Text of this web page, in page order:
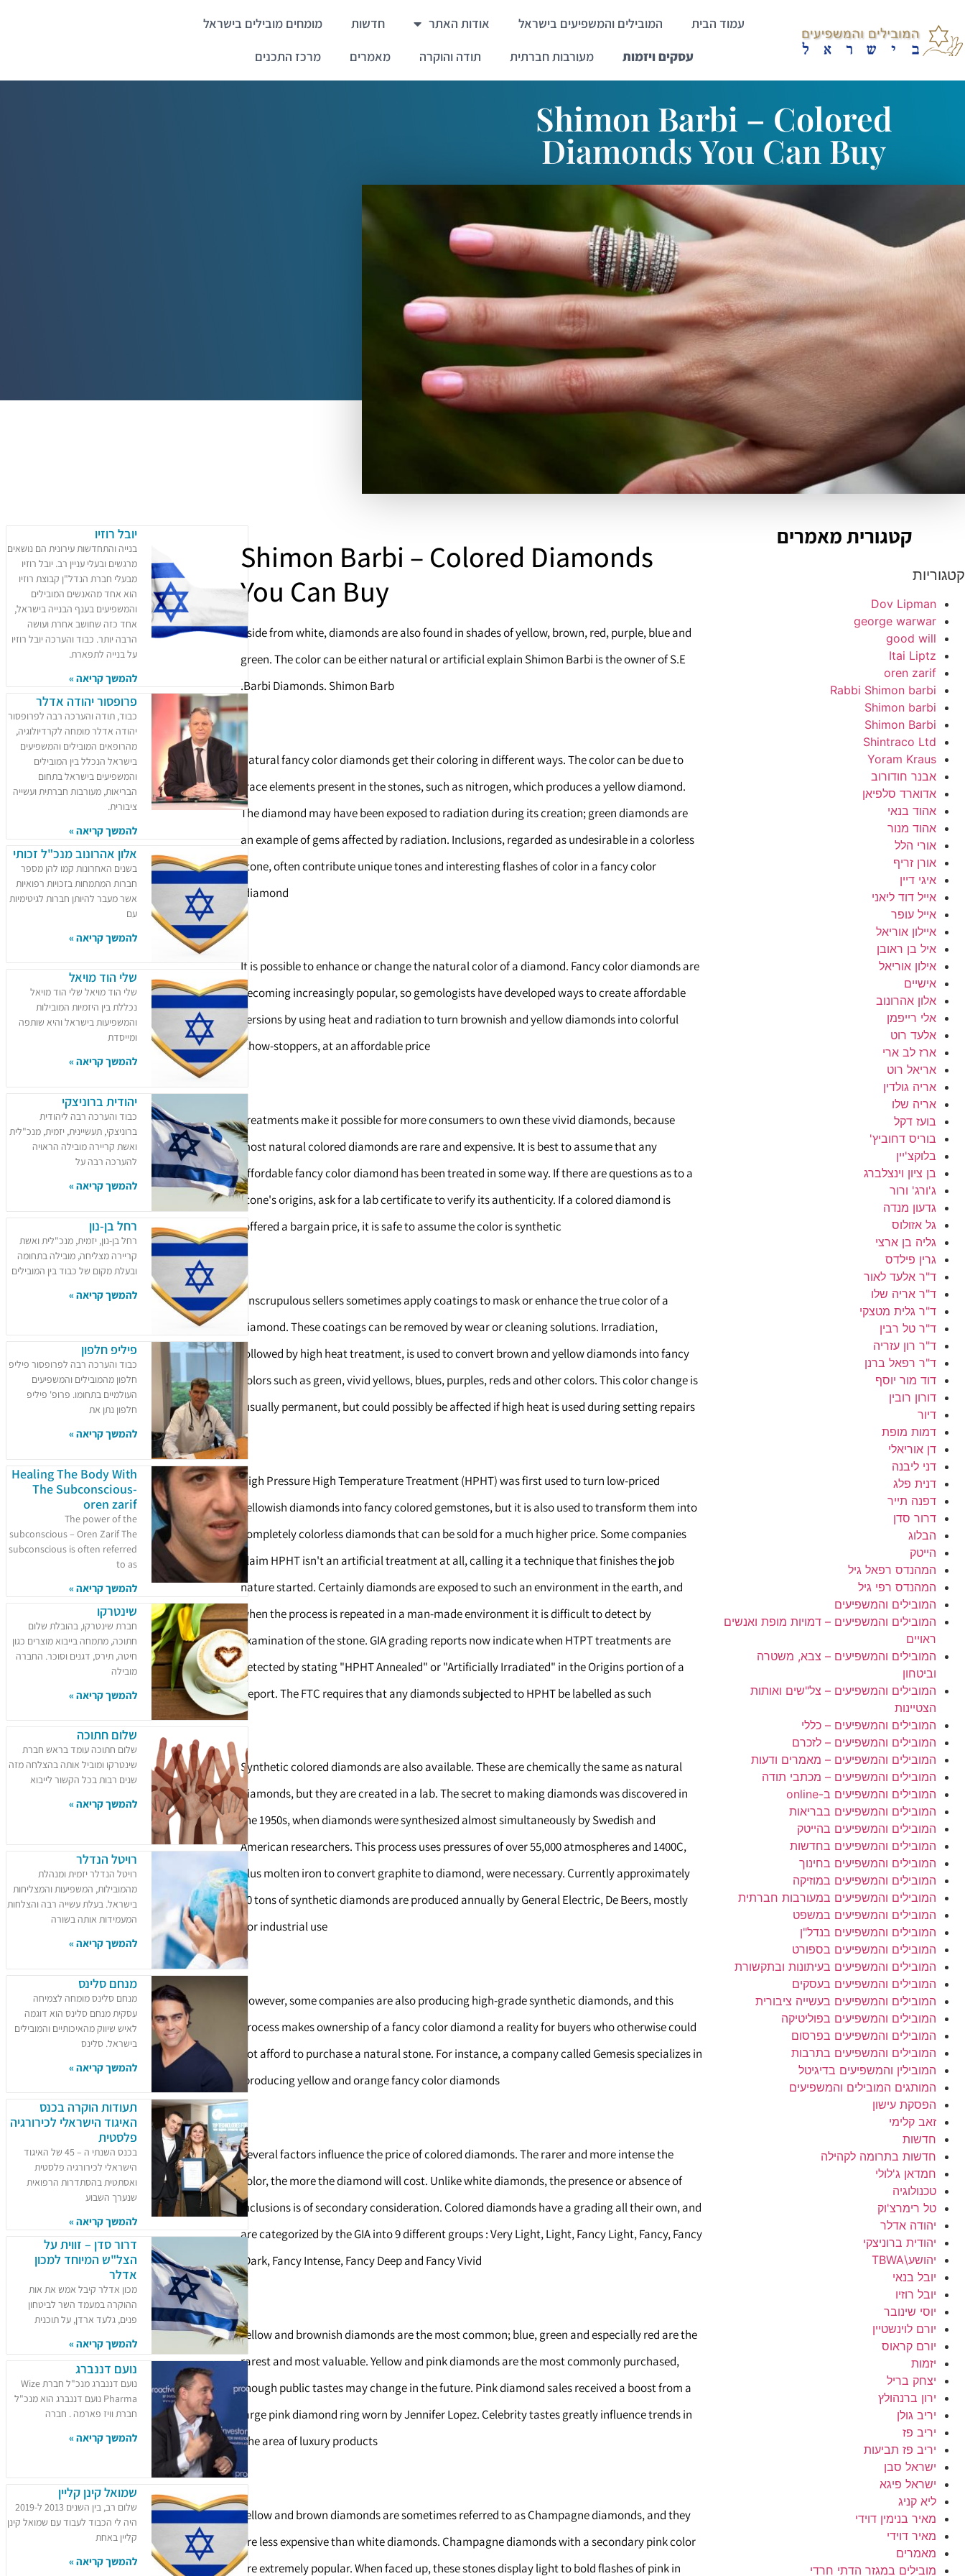
עמוד הבית המובילים והמשפיעים בישראל אודות האתר חדשות
מומחים מובילים בישראל
עסקים ויזמות
מעורבות חברתית תודה והוקרה מאמרים מרכז התכנים
Shimon Barbi – Colored
Diamonds You Can Buy
ראשי>
Shimon Barbi – Colored Diamonds You Can Buy
קטגורית מאמרים
קטגוריות
Dov Lipman
george warwar
good will
Itai Liptz
oren zarif
Rabbi Shimon barbi
Shimon barbi
Shimon Barbi
Shintraco Ltd
Yoram Kraus
אבנר חודורוב
אדוארד סלפיאן
אהוד בנאי
אהוד מנור
אורי הלל
אורן זריף
איגי דיין
אייל דוד ליאני
אייל עופר
איילון אוריאל
איל בן ראובן
אילון אוריאל
אישיים
אלון אהרונוב
אלי רייפמן
אלעד רוט
ארז לב ארי
אריאל רוט
אריה גולדין
אריה שלו
בועז דקל
בוריס דחוביץ'
בלוקצ'יין
בן ציון וינצלברג
ג'ורג' ורור
גדעון מנדה
גל אזולוס
גליה בן ארצי
גרין פילדס
ד"ר אלעד לאור
ד"ר אריה שלו
ד"ר גלית מטצקי
ד"ר טל רבין
ד"ר רון עזריה
ד"ר רפאל ברנן
דוד מור יוסף
דורון רובין
דיור
דמות מופת
דן אוריאלי
דני ליבנה
דנית פלג
דפנה תייר
דרור סדן
הבלוג
הייטק
המהנדס רפאל גיל
המהנדס רפי גיל
המובילים והמשפיעים
המובילים והמשפיעים – דמויות מופת ואנשים
ראויים
המובילים והמשפיעים – צבא, משטרה
וביטחון
המובילים והמשפיעים – צל"שים ואותות
הצטיינות
המובילים והמשפיעים – כללי
המובילים והמשפיעים – לזכרם
המובילים והמשפיעים – מאמרים ודעות
המובילים והמשפיעים – מכתבי תודה
המובילים והמשפיעים ב-online
המובילים והמשפיעים בבריאות
המובילים והמשפיעים בהייטק
המובילים והמשפיעים בחדשות
המובילים והמשפיעים בחינוך
המובילים והמשפיעים במוזיקה
המובילים והמשפיעים במעורבות חברתית
המובילים והמשפיעים במשפט
המובילים והמשפיעים בנדל"ן
המובילים והמשפיעים בספורט
המובילים והמשפיעים בעיתונות ובתקשורת
המובילים והמשפיעים בעסקים
המובילים והמשפיעים בעשייה ציבורית
המובילים והמשפיעים בפוליטיקה
המובילים והמשפיעים בפרסום
המובילים והמשפיעים בתרבות
המובילין והמשפיעים בדיגיטל
המותגים המובילים והמשפיעים
הפסקת עישון
זאב קלימי
חדשות
חדשות בתרומה לקהילה
חמדאן ג'לולי
טכנולוגיה
טל רימרצ'וק
יהודה אדלר
יהודית ברוניצקי
יהושע\TBWA
יובל בנאי
יובל רוזיו
יוסי שינובר
יורם לוינשטיין
יורם קראוס
יזמות
יצחק בריל
ירון ברנהולץ
יריב גולן
יריב פז
יריב פז תביעות
ישראל סבן
ישראל פיגא
ליא קניג
מאיר בנימין דוידי
מאיר דוידי
מאמרים
מובילים במגזר הדתי חרדי
Shimon Barbi – Colored Diamonds
You Can Buy
Aside from white, diamonds are also found in shades of yellow, brown, red, purple, blue and
green. The color can be either natural or artificial explain Shimon Barbi is the owner of S.E
Barbi Diamonds. Shimon Barb.
Natural fancy color diamonds get their coloring in different ways. The color can be due to
trace elements present in the stones, such as nitrogen, which produces a yellow diamond.
The diamond may have been exposed to radiation during its creation; green diamonds are
an example of gems affected by radiation. Inclusions, regarded as undesirable in a colorless
stone, often contribute unique tones and interesting flashes of color in a fancy color
diamond.
It is possible to enhance or change the natural color of a diamond. Fancy color diamonds are
becoming increasingly popular, so gemologists have developed ways to create affordable
versions by using heat and radiation to turn brownish and yellow diamonds into colorful
show-stoppers, at an affordable price.
Treatments make it possible for more consumers to own these vivid diamonds, because
most natural colored diamonds are rare and expensive. It is best to assume that any
affordable fancy color diamond has been treated in some way. If there are questions as to a
stone's origins, ask for a lab certificate to verify its authenticity. If a colored diamond is
offered a bargain price, it is safe to assume the color is synthetic.
Unscrupulous sellers sometimes apply coatings to mask or enhance the true color of a
diamond. These coatings can be removed by wear or cleaning solutions. Irradiation,
followed by high heat treatment, is used to convert brown and yellow diamonds into fancy
colors such as green, vivid yellows, blues, purples, reds and other colors. This color change is
usually permanent, but could possibly be affected if high heat is used during setting repairs.
High Pressure High Temperature Treatment (HPHT) was first used to turn low-priced
yellowish diamonds into fancy colored gemstones, but it is also used to transform them into
completely colorless diamonds that can be sold for a much higher price. Some companies
claim HPHT isn't an artificial treatment at all, calling it a technique that finishes the job
nature started. Certainly diamonds are exposed to such an environment in the earth, and
when the process is repeated in a man-made environment it is difficult to detect by
examination of the stone. GIA grading reports now indicate when HTPT treatments are
detected by stating "HPHT Annealed" or "Artificially Irradiated" in the Origins portion of a
report. The FTC requires that any diamonds subjected to HPHT be labelled as such.
Synthetic colored diamonds are also available. These are chemically the same as natural
diamonds, but they are created in a lab. The secret to making diamonds was discovered in
the 1950s, when diamonds were synthesized almost simultaneously by Swedish and
American researchers. This process uses pressures of over 55,000 atmospheres and 1400C,
plus molten iron to convert graphite to diamond, were necessary. Currently approximately
80 tons of synthetic diamonds are produced annually by General Electric, De Beers, mostly
for industrial use.
However, some companies are also producing high-grade synthetic diamonds, and this
process makes ownership of a fancy color diamond a reality for buyers who otherwise could
not afford to purchase a natural stone. For instance, a company called Gemesis specializes in
producing yellow and orange fancy color diamonds.
Several factors influence the price of colored diamonds. The rarer and more intense the
color, the more the diamond will cost. Unlike white diamonds, the presence or absence of
inclusions is of secondary consideration. Colored diamonds have a grading all their own, and
are categorized by the GIA into 9 different groups : Very Light, Light, Fancy Light, Fancy, Fancy
Dark, Fancy Intense, Fancy Deep and Fancy Vivid.
Yellow and brownish diamonds are the most common; blue, green and especially red are the
rarest and most valuable. Yellow and pink diamonds are the most commonly purchased,
though public tastes may change in the future. Pink diamond sales received a boost from a
large pink diamond ring worn by Jennifer Lopez. Celebrity tastes greatly influence trends in
the area of luxury products.
Yellow and brown diamonds are sometimes referred to as Champagne diamonds, and they
are less expensive than white diamonds. Champagne diamonds with a secondary pink color
are extremely popular. When faced up, these stones display light to bold flashes of pink in
יובל רוזיו
בנייה והתחדשות עירונית הם נושאים
מרגשים ובעלי עניין רב. יובל רוזיו
מבעלי חברת הנדל"ן קבוצת רוזיו
הוא אחד מהאנשים המובילים
והמשפיעים בענף הבנייה בישראל,
אחד כזה שחושב אחרת ועושה
הרבה יותר. כבוד והערכה יובל רוזיו
על בנייה לתפארת.
להמשך קריאה »
פרופסור יהודה אדלר
כבוד, תודה והערכה רבה לפרופסור
יהודה אדלר מומחה לקרדיולוגיה,
מהרופאים המובילים והמשפיעים
בישראל הנכלל בין המובילים
והמשפיעים בישראל בתחום
הבריאות, מעורבות חברתית ועשייה
ציבורית.
להמשך קריאה »
אלון אהרונוב מנכ"ל זכותי
בשנים האחרונות קמו להן מספר
חברות המתמחות בזכויות רפואיות
אשר מעבר להיותן חברות לגיטימיות
עם
להמשך קריאה »
שלי הוד מויאל
שלי הוד מויאל שלי הוד מויאל
נכללת בין היזמיות המובילות
והמשפיעות בישראל והיא שותפה
ומייסדת
להמשך קריאה »
יהודית ברוניצקי
כבוד והערכה רבה ליהודית
ברוניצקי, תעשיינית, יזמית, מנכ"לית
ואשת קריירה מובילה הראויה
להערכה רבה על
להמשך קריאה »
רחל בן-נון
רחל בן-נון, יזמית, מנכ"לית ואשת
קריירה מצליחה, מובילה בתחומה
ובעלת מקום של כבוד בין המובילים
להמשך קריאה »
פיליפ חלפון
כבוד והערכה רבה לפרופסור פיליפ
חלפון מהמובילים והמשפיעים
העולמיים בתחומו. פרופ' פיליפ
חלפון נתן את
להמשך קריאה »
Healing The Body With
The Subconscious-
oren zarif
The power of the
subconscious – Oren Zarif The
subconscious is often referred
to as
להמשך קריאה »
שינטרקו
חברת שינטרקו, בהובלת שלום
חתוכה, מתמחה בייבוא מוצרים כגון
חיטה, תירס, דגנים וסוכר. החברה
מובילה
להמשך קריאה »
שלום חתוכה
שלום חתוכה עומד בראש חברת
שינטרקו ומוביל אותה בהצלחה מזה
שנים רבות בכל הקשור לייבוא
להמשך קריאה »
רויטל הנדלר
רויטל הנדלר יזמית ומנהלת
מהמובילות, המשפיעות והמצליחות
בישראל. בעלת עשייה רבה והצלחות
המעמידות אותה בשורה
להמשך קריאה »
מנחם סלינס
מנחם סלינס מומחה לצמיחה
עסקית מנחם סלינס הוא דוגמה
לאיש שיווק מהאיכותיים והמובילים
בישראל. סלינס
להמשך קריאה »
תעודות הוקרה בכנס
האיגוד הישראלי לכירורגיה
פלסטית
בכנס השנתי ה – 45 של האיגוד
הישראלי לכירורגיה פלסטית
ואסתטית בהסתדרות הרפואית
שנערך השבוע
להמשך קריאה »
דרור סדן – זווית על
הצל"ש המיוחד למכון
אדלר
מכון אדלר קיבל אמש את אות
ההוקרה במעמד השר לביטחון
פנים, גלעד ארדן, על תוכנית
להמשך קריאה »
נועם דננברג
נועם דננברג מנכ"ל חברת Wize
Pharma נועם דננברג הוא מנכ"ל
חברת וויז פארמה . חברה
להמשך קריאה »
שמואל קינן קליין
שלום רב, בין השנים 2013 ל-2019
היה לי הכבוד לעבוד עם שמואל קינן
קליין באחת
להמשך קריאה »